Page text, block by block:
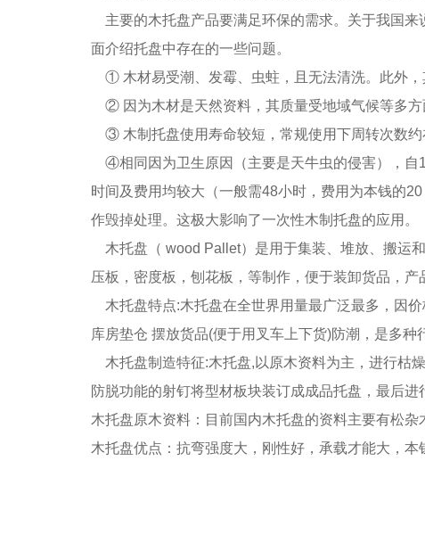
主要的木托盘产品要满足环保的需求。关于我国来
面介绍托盘中存在的一些问题。
① 木材易受潮、发霉、虫蛀，且无法清洗。此外，
② 因为木材是天然资料，其质量受地域气候等多方
③ 木制托盘使用寿命较短，常规使用下周转次数
④相同因为卫生原因（主要是天牛虫的侵害），自
时间及费用均较大（一般需48小时，费用为本钱的
作毁掉处理。这极大影响了一次性木制托盘的应用。
木托盘（ wood Pallet）是用于集装、堆放、搬运
压板，密度板，刨花板，等制作，便于装卸货品，产
木托盘特点:木托盘在全世界用量最广泛最多，因
库房垫仓 摆放货品(便于用叉车上下货)防潮，是多种
木托盘制造特征:木托盘,以原木资料为主，进行枯
防脱功能的射钉将型材板块装订成成品托盘，最后
木托盘原木资料：目前国内木托盘的资料主要有松
木托盘优点：抗弯强度大，刚性好，承载才能大，